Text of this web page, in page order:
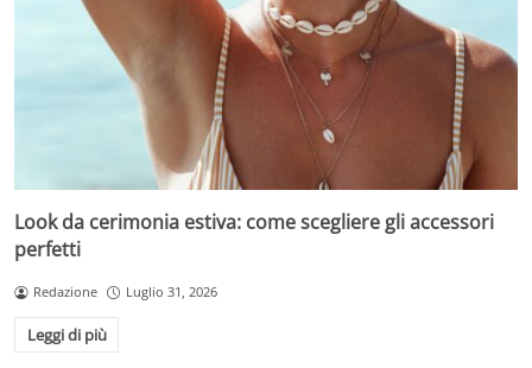
Look da cerimonia estiva: come scegliere gli accessori
perfetti
Redazione Luglio 31, 2026
Leggi di più